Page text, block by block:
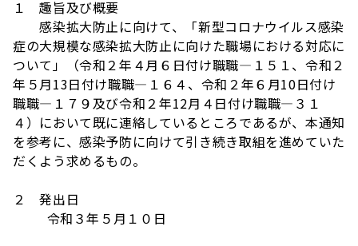
１ 趣旨及び概要
感染拡大防止に向けて、「新型コロナウイルス感染
症の大規模な感染拡大防止に向けた職場における対応に
ついて」（令和２年４月６日付け職職―１５１、令和２
年５月13日付け職職―１６４、令和２年６月10日付け
職職―１７９及び令和２年12月４日付け職職―３１
４）において既に連絡しているところであるが、本通知
を参考に、感染予防に向けて引き続き取組を進めていた
だくよう求めるもの。
２ 発出日
令和３年５月１０日